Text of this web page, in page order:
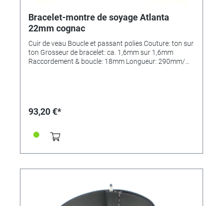
Bracelet-montre de soyage Atlanta
22mm cognac
Cuir de veau Boucle et passant polies Couture: ton sur
ton Grosseur de bracelet: ca. 1,6mm sur 1,6mm
Raccordement & boucle: 18mm Longueur: 290mm/
93,20 €*